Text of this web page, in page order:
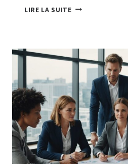
LIRE LA SUITECOMPRENDRE
ASSEMBLÉE
GÉNÉRALE
D’ENTREPRISE
:
PRINCIPES
FONDAMENTAUX
ET
IMPLICATIONS
JURIDIQUES